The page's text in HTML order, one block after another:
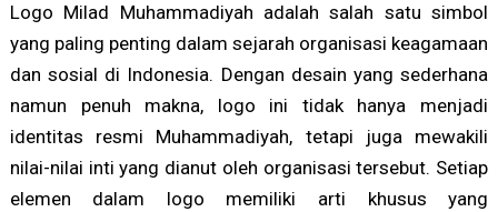
Logo Milad Muhammadiyah adalah salah satu simbol
yang paling penting dalam sejarah organisasi keagamaan
dan sosial di Indonesia. Dengan desain yang sederhana
namun penuh makna, logo ini tidak hanya menjadi
identitas resmi Muhammadiyah, tetapi juga mewakili
nilai-nilai inti yang dianut oleh organisasi tersebut. Setiap
elemen dalam logo memiliki arti khusus yang